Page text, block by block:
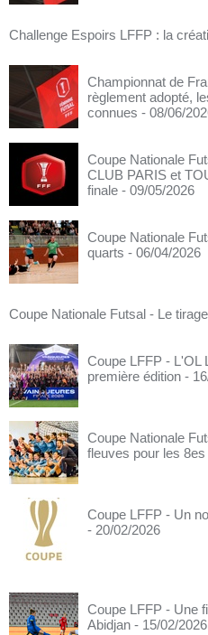
Challenge Espoirs LFFP : la
Championnat de
règlement adopté,
connues - 08/06/
Coupe Nationale
CLUB PARIS et
finale - 09/05/2026
Coupe Nationale
quarts - 06/04/2026
Coupe Nationale Futsal - Le
Coupe LFFP - L'OL
première édition -
Coupe Nationale
fleuves pour les 8es
Coupe LFFP - Un
- 20/02/2026
Coupe LFFP - Une
Abidjan - 15/02/2026